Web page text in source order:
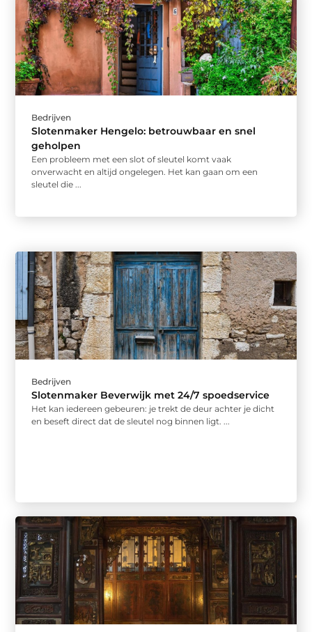
Bedrijven
Slotenmaker Hengelo: betrouwbaar en snel
geholpen
Een probleem met een slot of sleutel komt vaak
onverwacht en altijd ongelegen. Het kan gaan om een
sleutel die ...
Bedrijven
Slotenmaker Beverwijk met 24/7 spoedservice
Het kan iedereen gebeuren: je trekt de deur achter je dicht
en beseft direct dat de sleutel nog binnen ligt. ...